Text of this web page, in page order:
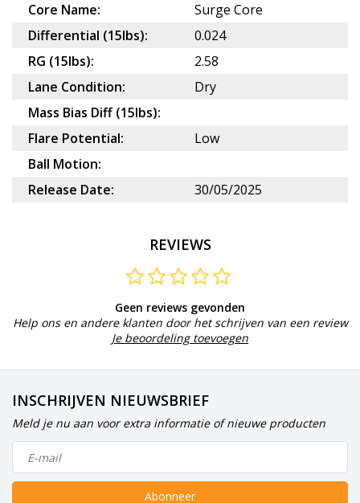
Core Name:
Surge Core
Differential (15lbs):
0.024
RG (15lbs):
2.58
Lane Condition:
Dry
Mass Bias Diff (15lbs):
Flare Potential:
Low
Ball Motion:
Release Date:
30/05/2025
REVIEWS
Geen reviews gevonden
Help ons en andere klanten door het schrijven van een review
Je beoordeling toevoegen
INSCHRIJVEN NIEUWSBRIEF
Meld je nu aan voor extra informatie of nieuwe producten
Abonneer